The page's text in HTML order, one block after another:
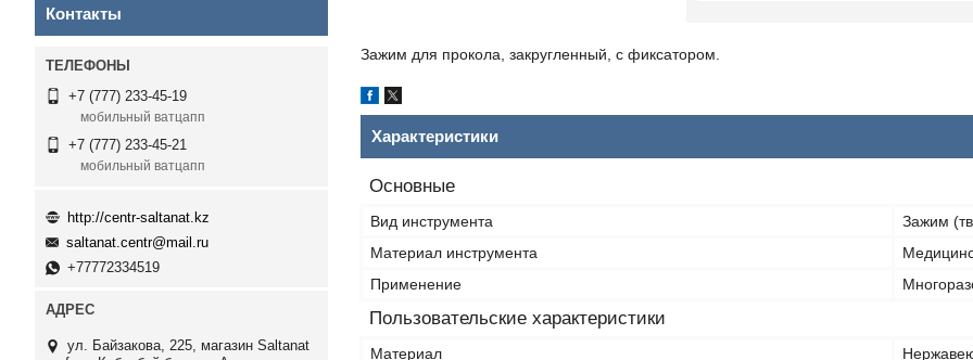
Зажим для прокола, закругленный, с фиксатором.
Характеристики
Основные
Вид инструмента
Зажим
Материал инструмента
Применение
Пользовательские характеристики
Материал
Контакты
+7 (777) 233-45-19
мобильный ватцапп
+7 (777) 233-45-21
мобильный ватцапп
http://centr-saltanat.kz
saltanat.centr@mail.ru
+77772334519
ул. Байзакова, 225, магазин Saltanat